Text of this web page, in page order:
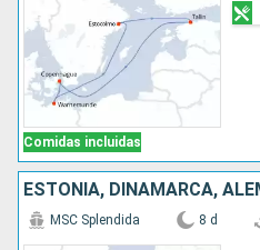
Comidas incluidas
MSC Splendida 8 d